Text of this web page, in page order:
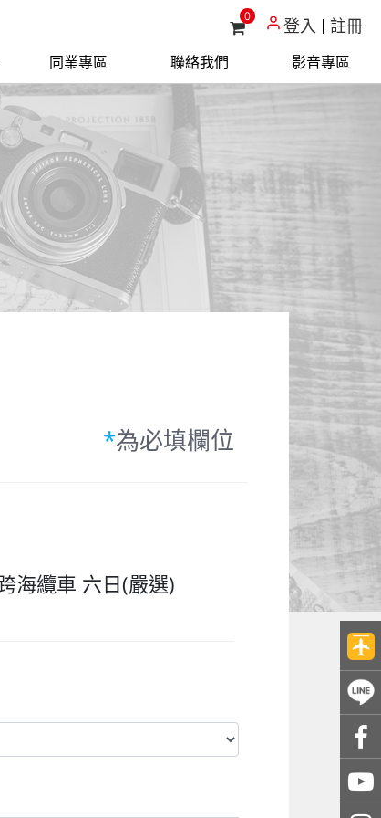
同業專區 聯絡我們 影音專區
0 登入 註冊
*為必填欄位
海纜車 六日(嚴選)